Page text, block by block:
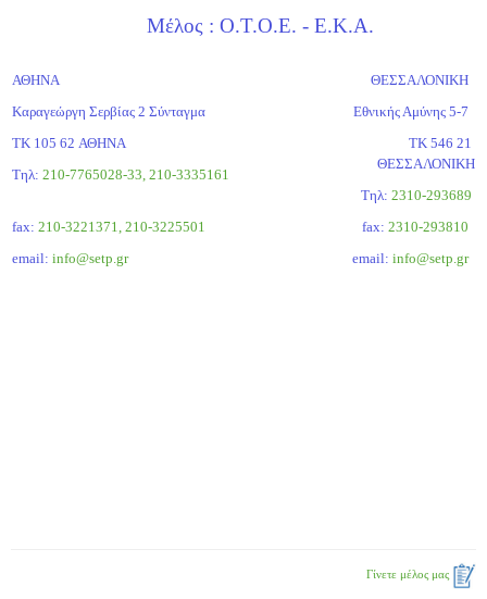
Μέλος : Ο.Τ.Ο.Ε. - Ε.Κ.Α.
ΑΘΗΝΑ
Καραγεώργη Σερβίας 2 Σύνταγμα
ΤΚ 105 62 ΑΘΗΝΑ
Τηλ: 210-7765028-33, 210-3335161
fax: 210-3221371, 210-3225501
email: info@setp.gr
ΘΕΣΣΑΛΟΝΙΚΗ
Εθνικής Αμύνης 5-7
ΤΚ 546 21
ΘΕΣΣΑΛΟΝΙΚΗ
Tηλ: 2310-293689
fax: 2310-293810
email: info@setp.gr
Γίνετε μέλος μας